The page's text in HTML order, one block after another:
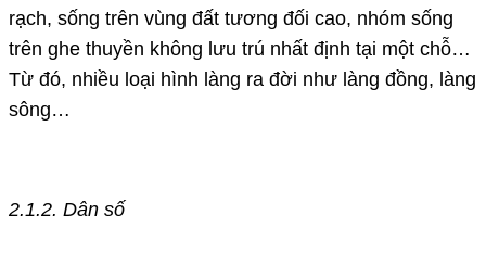
rạch, sống trên vùng đất tương đối cao, nhóm sống
trên ghe thuyền không lưu trú nhất định tại một chỗ…
Từ đó, nhiều loại hình làng ra đời như làng đồng, làng
sông…
2.1.2. Dân số